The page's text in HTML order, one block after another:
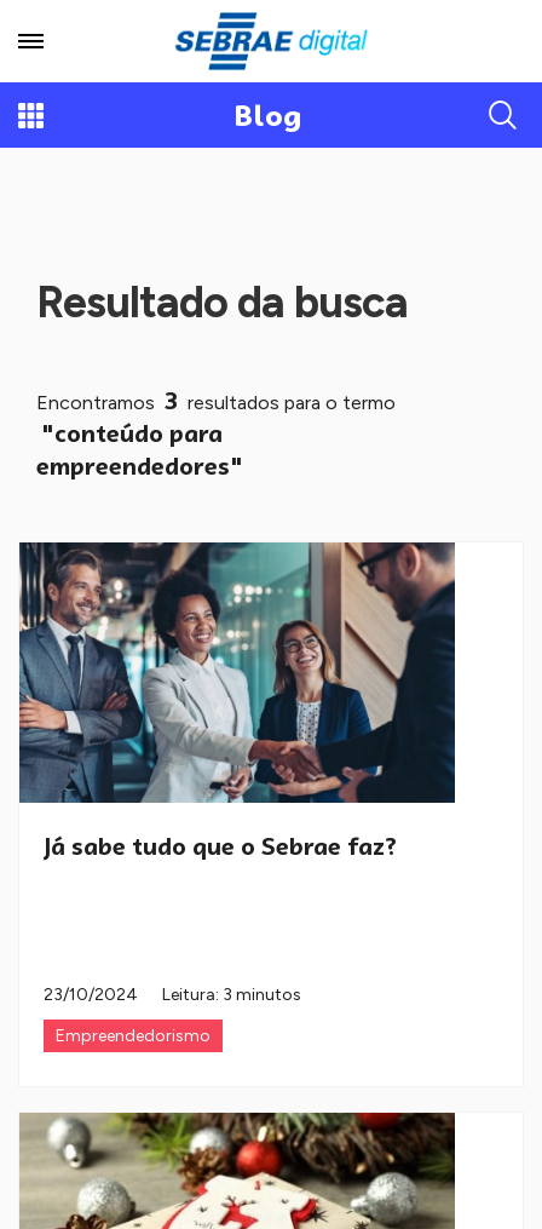
Blog
Resultado da busca
Encontramos 3 resultados para o termo
"conteúdo para
empreendedores"
Já sabe tudo que o Sebrae faz?
23/10/2024
Leitura: 3 minutos
Empreendedorismo